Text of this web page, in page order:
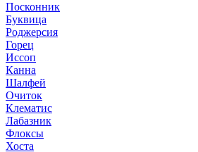
Посконник
Буквица
Роджерсия
Горец
Иссоп
Канна
Шалфей
Очиток
Клематис
Лабазник
Флоксы
Хоста